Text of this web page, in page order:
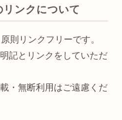
リンクについて
則リンクフリーです。
記とリンクをしていただ
・無断利用はご遠慮くだ